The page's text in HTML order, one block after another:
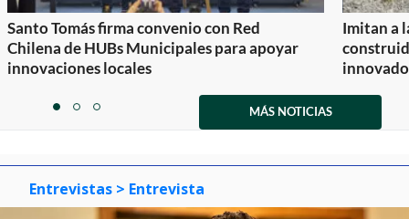
Santo Tomás firma convenio con Red
Chilena de HUBs Municipales para apoyar
innovaciones locales
Imitan a
itemitemitem
MÁS NOTICIAS
Entrevistas > Entrevista